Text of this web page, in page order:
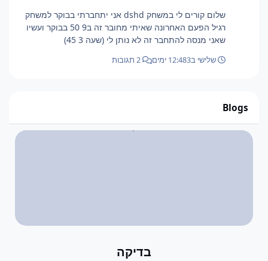
שלום קורים לי במשחק dshd אני יתחברתי בבוקר למשחק
רגיל הפעם האחרונה שאיתי מחובר זה ב9 50 בבוקר ועשיו
שאני מנסה להתחבר זה לא נותן לי (שעה 3 45)
שלישי ב12:483 ימים
Blogs
בדיקה